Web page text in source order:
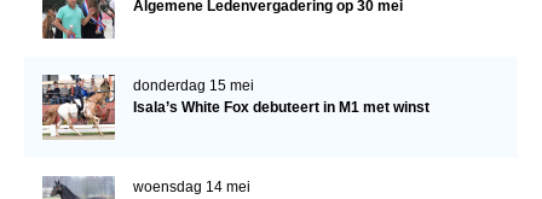
Algemene Ledenvergadering op 30 mei
donderdag 15 mei
Isala’s White Fox debuteert in M1 met winst
woensdag 14 mei